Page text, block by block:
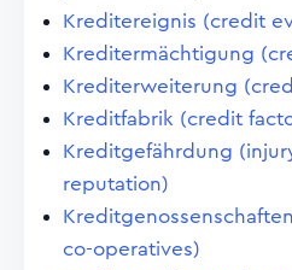
Kreditereignis (credit
Kreditermächtigung
Krediterweiterung
Kreditfabrik (credit
Kreditgefährdung
reputation)
co-operatives)